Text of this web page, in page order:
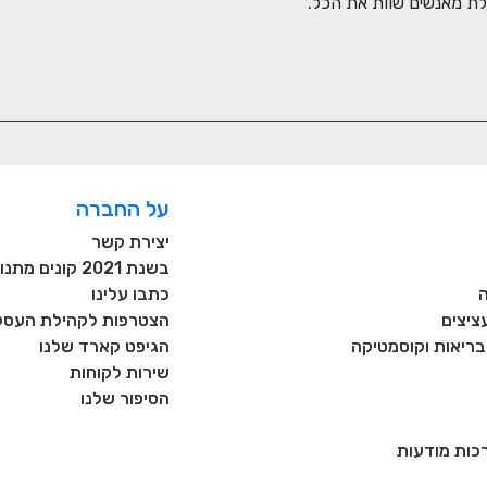
בריאות וקוסמטיקה
מודעות
על החברה
יצירת קשר
בשנת 2021 קונים מתנות רק מעסקים כחול לבן!
כתבו עלינו
הצטרפות לקהילת
הגיפט קארד שלנו
שירות לקוחות
הסיפור שלנו